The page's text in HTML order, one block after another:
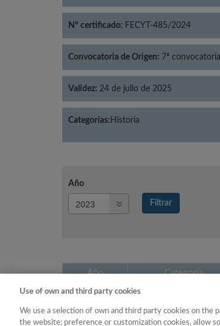
Nº certificado: FECYT-485/2024
Convocatoria de Origen: 7ª
Validez: 24 de julio de 2025
Categorías: Historia
Año
Filtrar
Año Categoría
2023
Use of own and third party cookies
We use a selection of own and third party cookies on the
the website; preference or customization cookies, allow